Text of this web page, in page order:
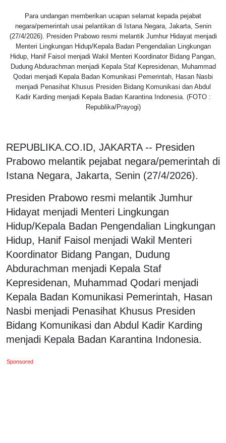
Para undangan memberikan ucapan selamat kepada pejabat
negara/pemerintah usai pelantikan di Istana Negara, Jakarta, Senin
(27/4/2026). Presiden Prabowo resmi melantik Jumhur Hidayat menjadi
Menteri Lingkungan Hidup/Kepala Badan Pengendalian Lingkungan
Hidup, Hanif Faisol menjadi Wakil Menteri Koordinator Bidang Pangan,
Dudung Abdurachman menjadi Kepala Staf Kepresidenan, Muhammad
Qodari menjadi Kepala Badan Komunikasi Pemerintah, Hasan Nasbi
menjadi Penasihat Khusus Presiden Bidang Komunikasi dan Abdul
Kadir Karding menjadi Kepala Badan Karantina Indonesia. (FOTO :
Republika/Prayogi)
REPUBLIKA.CO.ID, JAKARTA -- Presiden
Prabowo melantik pejabat negara/pemerintah di
Istana Negara, Jakarta, Senin (27/4/2026).
Presiden Prabowo resmi melantik Jumhur
Hidayat menjadi Menteri Lingkungan
Hidup/Kepala Badan Pengendalian Lingkungan
Hidup, Hanif Faisol menjadi Wakil Menteri
Koordinator Bidang Pangan, Dudung
Abdurachman menjadi Kepala Staf
Kepresidenan, Muhammad Qodari menjadi
Kepala Badan Komunikasi Pemerintah, Hasan
Nasbi menjadi Penasihat Khusus Presiden
Bidang Komunikasi dan Abdul Kadir Karding
menjadi Kepala Badan Karantina Indonesia.
Sponsored